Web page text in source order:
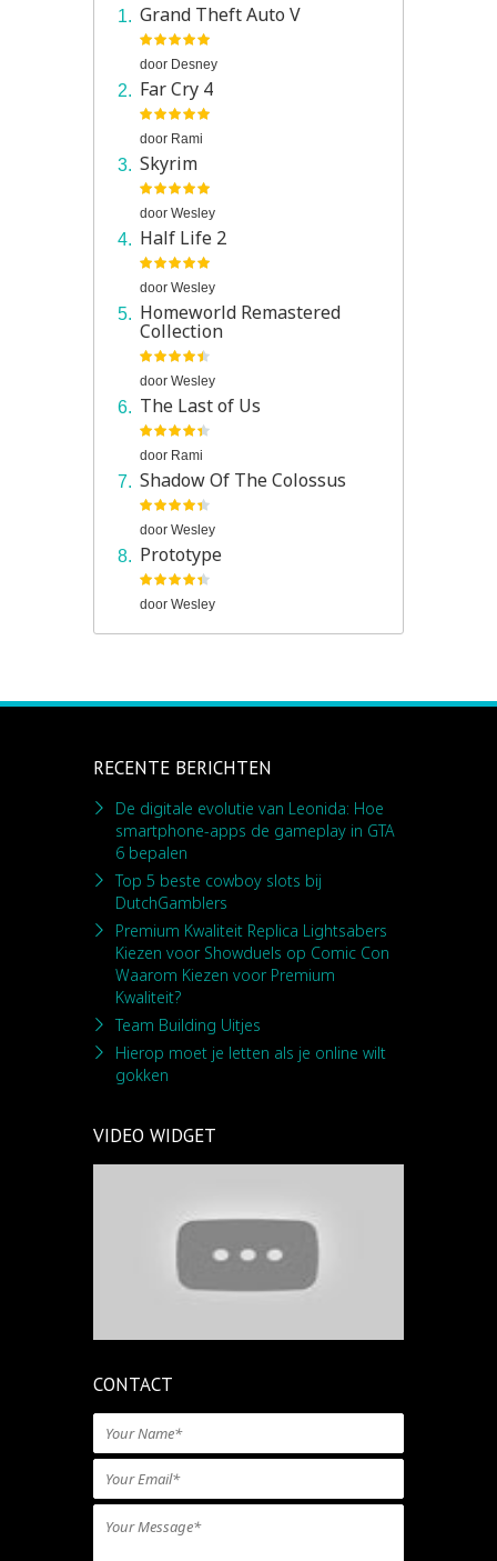
Grand Theft Auto V
door Desney
Far Cry 4
door Rami
Skyrim
door Wesley
Half Life 2
door Wesley
Homeworld Remastered
Collection
door Wesley
The Last of Us
door Rami
Shadow Of The Colossus
door Wesley
Prototype
door Wesley
RECENTE BERICHTEN
De digitale evolutie van Leonida: Hoe
smartphone-apps de gameplay in GTA
6 bepalen
Top 5 beste cowboy slots bij
DutchGamblers
Premium Kwaliteit Replica Lightsabers
Kiezen voor Showduels op Comic Con
Waarom Kiezen voor Premium
Kwaliteit?
Team Building Uitjes
Hierop moet je letten als je online wilt
gokken
VIDEO WIDGET
CONTACT